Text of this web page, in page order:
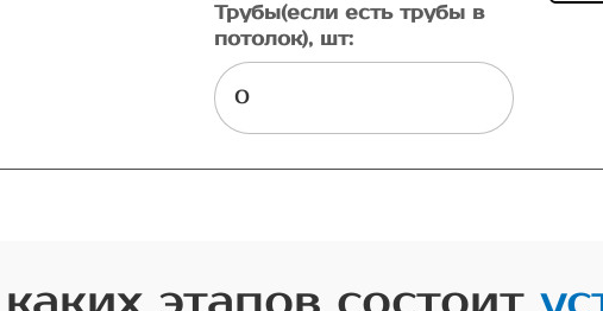
Трубы(если есть трубы в
потолок), шт: